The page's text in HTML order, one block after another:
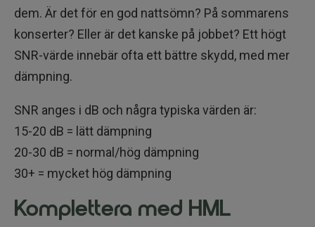
dem. Är det för en god nattsömn? På sommarens
konserter? Eller är det kanske på jobbet? Ett högt
SNR-värde innebär ofta ett bättre skydd, med mer
dämpning.
SNR anges i dB och några typiska värden är:
15-20 dB = lätt dämpning
20-30 dB = normal/hög dämpning
30+ = mycket hög dämpning
Komplettera med HML